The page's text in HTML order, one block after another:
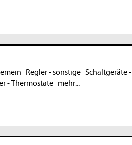
· Regler - sonstige·Schaltgeräte -
- Thermostate· mehr...